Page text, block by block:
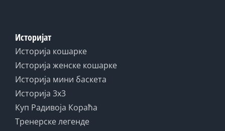
Историјат
Историја кошарке
Историја женске кошарке
Историја мини баскета
Историја 3x3
Куп Радивоја Кораћа
Тренерске легенде